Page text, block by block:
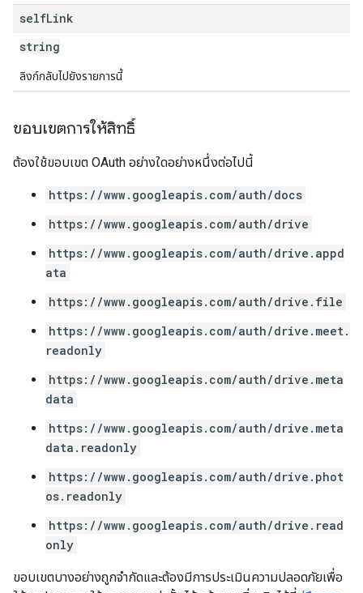
selfLink
string
ลิงก์กลับไปยังรายการนี้
ขอบเขตการให้สิทธิ์
ต้องใช้ขอบเขต OAuth อย่างใดอย่างหนึ่งต่อไปนี้
https://www.googleapis.com/auth/docs
https://www.googleapis.com/auth/drive
https://www.googleapis.com/auth/drive.appd
ata
https://www.googleapis.com/auth/drive.file
https://www.googleapis.com/auth/drive.meet.
readonly
https://www.googleapis.com/auth/drive.meta
data
https://www.googleapis.com/auth/drive.meta
data.readonly
https://www.googleapis.com/auth/drive.phot
os.readonly
https://www.googleapis.com/auth/drive.read
only
ขอบเขตบางอย่างถูกจำกัดและต้องมีการประเมินความปลอดภัยเพื่อ